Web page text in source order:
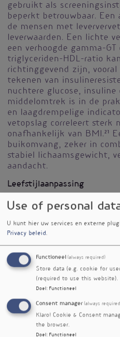
gebruikt als
beperkt betrouwbaar. Een
de mensen met
leverwaarden. Een lichte
een verhoogde gamma-
triglyceriden-HDL-ratio
richtinggevend zijn,
tekenen van
nuchtere glucose, insuline
middelomtrek is in de
en laagdrempelige
vetopslag correleert sterk
onafhankelijk van BMI.21
buikomvang, zeker in
stabiel lichaamsgewicht,
aandacht.
Leefstijlaanpassing
Omdat leververvetting het
langdurige metabole en
ontregeling, ligt de
integrale leefstijlaanpak.
daarbij gelijktijdig
darmmicrobiota en
darm-leveras.
Voeding vormt de basis
leververvetting. Een
insulineresistentie
remt en de microbiota
Use of personal
U kunt hier uw services en externe
Privacy beleid.
Functioneel (always required)
Store data (e.g. cookie for
(required to use this website).
Doel : Functioneel
Consent manager (always
Klaro! Cookie & Consent
the browser.
Doel : Functioneel